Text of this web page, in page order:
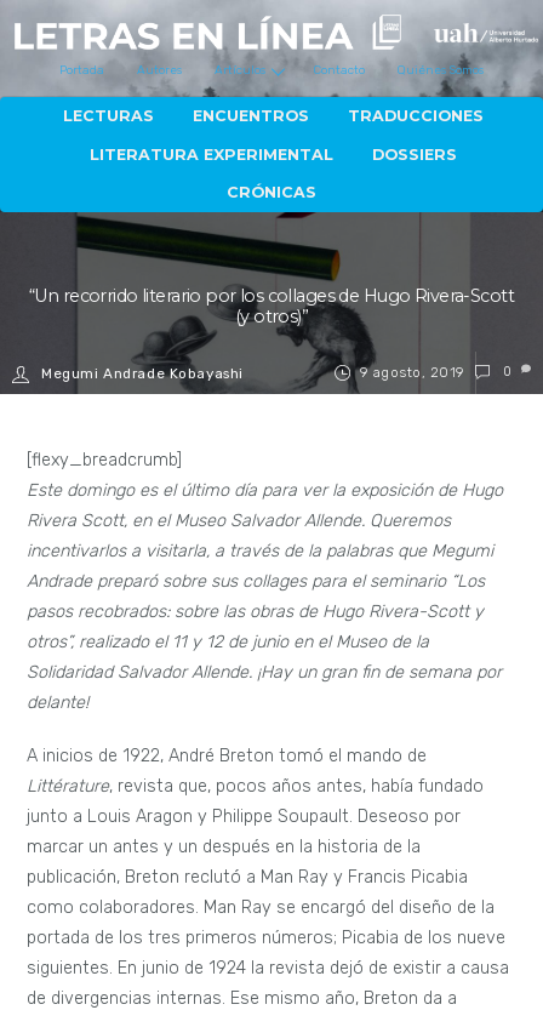
Portada Autores Artículos Contacto Quiénes Somos
LECTURAS ENCUENTROS TRADUCCIONES
LITERATURA EXPERIMENTAL DOSSIERS
CRÓNICAS
9 agosto, 2019
“Un recorrido literario por los collages de Hugo Rivera-Scott
(y otros)”
Megumi Andrade Kobayashi 0
[flexy_breadcrumb]
Este domingo es el último día para ver la exposición de Hugo
Rivera Scott, en el Museo Salvador Allende. Queremos
incentivarlos a visitarla, a través de la palabras que Megumi
Andrade preparó sobre sus collages para el seminario “Los
pasos recobrados: sobre las obras de Hugo Rivera-Scott y
otros”, realizado el 11 y 12 de junio en el Museo de la
Solidaridad Salvador Allende. ¡Hay un gran fin de semana por
delante!
A inicios de 1922, André Breton tomó el mando de
Littérature, revista que, pocos años antes, había fundado
junto a Louis Aragon y Philippe Soupault. Deseoso por
marcar un antes y un después en la historia de la
publicación, Breton reclutó a Man Ray y Francis Picabia
como colaboradores. Man Ray se encargó del diseño de la
portada de los tres primeros números; Picabia de los nueve
siguientes. En junio de 1924 la revista dejó de existir a causa
de divergencias internas. Ese mismo año, Breton da a